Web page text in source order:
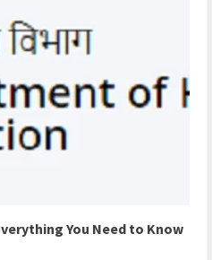
You Need to Know